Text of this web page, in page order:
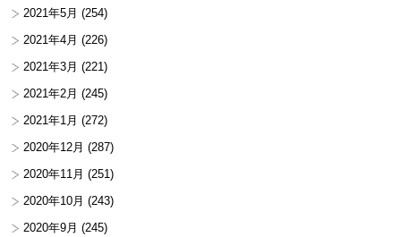
2021年5月 (254)
2021年4月 (226)
2021年3月 (221)
2021年2月 (245)
2021年1月 (272)
2020年12月 (287)
2020年11月 (251)
2020年10月 (243)
2020年9月 (245)